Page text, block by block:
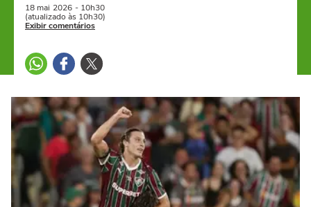
18 mai 2026 - 10h30
(atualizado às 10h30)
Exibir comentários